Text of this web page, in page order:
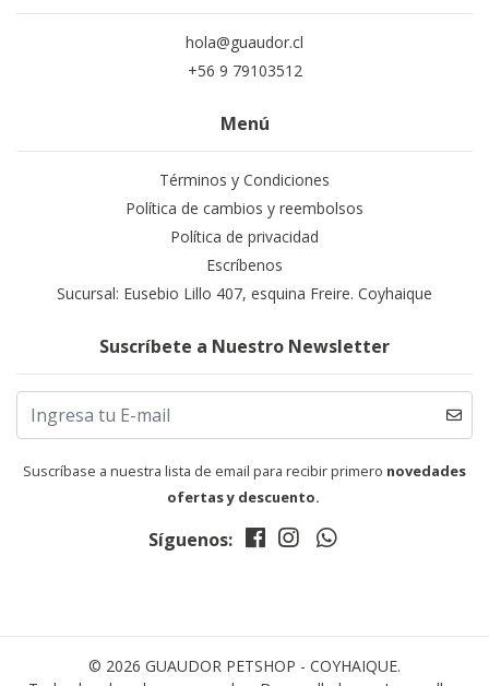
hola@guaudor.cl
+56 9 79103512
Menú
Términos y Condiciones
Política de cambios y reembolsos
Política de privacidad
Escríbenos
Sucursal: Eusebio Lillo 407, esquina Freire. Coyhaique
Suscríbete a Nuestro Newsletter
Suscríbase a nuestra lista de email para recibir primero novedades
ofertas y descuento.
Síguenos:
© 2026 GUAUDOR PETSHOP - COYHAIQUE.